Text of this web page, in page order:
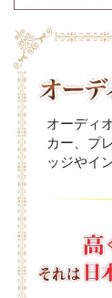
オーディ
カー、プ
ッジやイ